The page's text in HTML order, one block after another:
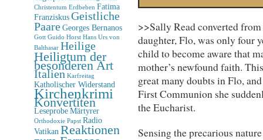
>>Sally Read converted
daughter, Flo, was only four
child to become aware that
mother’s newfound faith.
great many doubts in Flo,
First Communion she
the Eucharist.
Sensing the precarious
Christentum Erdbeben Fatima
Franziskus Geistliche
Paare Georges Bernanos
Gott Guido Horst Hans Urs von
Balthasar Heilige
Heiligtum der
besonderen Art
Italien Karfreitag
Katholischer Widerstand
Kirchenkrimi
Konvertiten
Leseprobe Märtyrer
Orthodoxie Papst Radio
Vatikan Reaktionen